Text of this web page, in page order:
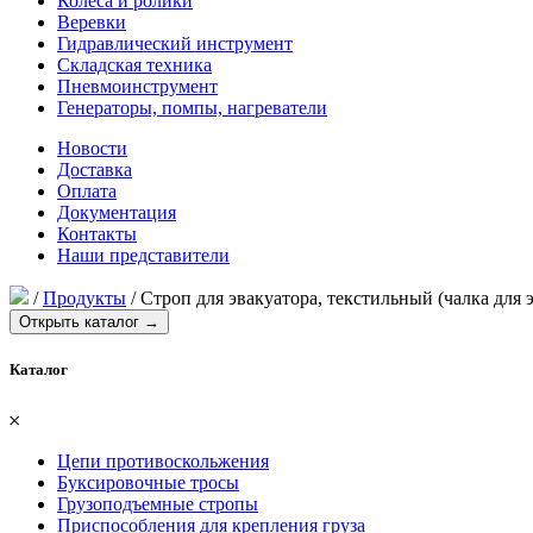
Веревки
Гидравлический инструмент
Складская техника
Пневмоинструмент
Генераторы, помпы, нагреватели
Новости
Доставка
Оплата
Документация
Контакты
Наши представители
/Продукты /Строп для эвакуатора, текстильный (чалка для
Открыть каталог →
Каталог
𐄂
Цепи противоскольжения
Буксировочные тросы
Грузоподъемные стропы
Приспособления для крепления груза